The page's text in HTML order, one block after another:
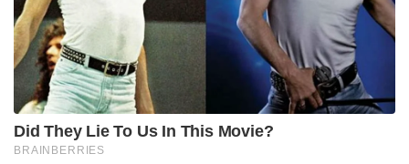
സ്വത്തവകാശം, വിവാഹം, വിവാഹമോചനം,
ദത്തെടുക്കൽ, പിൻതുടർച്ചാവകാശം എന്നിവ എല്ലാ
മതസ്ഥർക്കും ഒരുപോലെ ബാധകമായ
രീതിയിലാക്കുക എന്നിവയാണ് ബിൽ ലക്ഷ്യമിടുന്നത്.
west bengal